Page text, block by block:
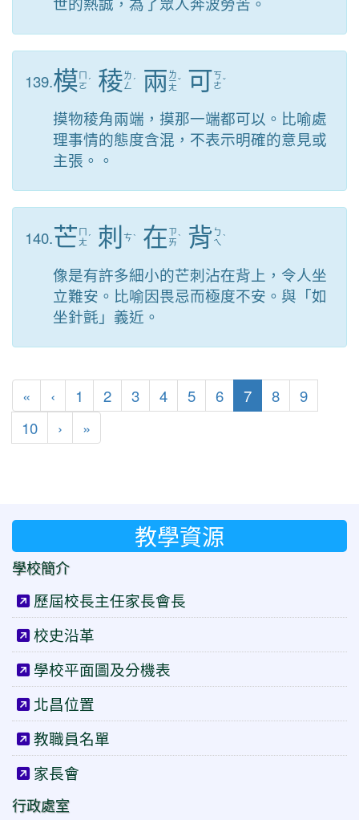
139.模 ㄇ
ㄛ ˊ 稜ㄌ
ㄥ ˊ 兩 ㄌ
ㄧ
ㄤ
ˇ 可ㄎ
ㄜˇ
摸物稜角兩端，摸那一端都可以。比喻處
理事情的態度含混，不表示明確的意見或
主張。。
140.芒 ㄇ
ㄤ ˊ 刺 ㄘˋ 在 ㄗ
ㄞˋ 背 ㄅ
ㄟ ˋ
像是有許多細小的芒刺沾在背上，令人坐
立難安。比喻因畏忌而極度不安。與「如
坐針氈」義近。
« 第一頁
‹ 上一頁
1 2 3 4 5 6 7(目前頁次)
8
9
10
› 下一頁
»
教學資源
學校簡介
歷屆校長主任家長會長
校史沿革
學校平面圖及分機表
北昌位置
教職員名單
家長會
行政處室